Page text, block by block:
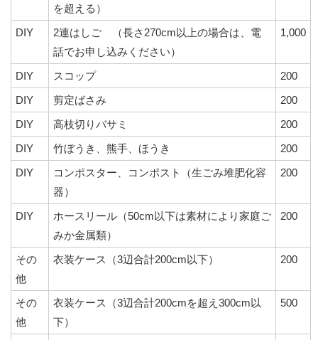
を超える）
DIY
2連はしご （長さ270cm以上の場合は、電
話でお申し込みください）
1,000
DIY スコップ
200
DIY
剪定ばさみ
200
DIY
高枝切りバサミ
200
DIY
竹ぼうき、熊手、ほうき
200
DIY
コンポスター、コンポスト（生ごみ堆肥化容
器）
200
DIY
ホースリール（50cm以下は素材により家庭ご
みか金属類）
200
その
他
衣装ケース（3辺合計200cm以下） 200
その
他
衣装ケース（3辺合計200cmを超え300cm以
下）
500